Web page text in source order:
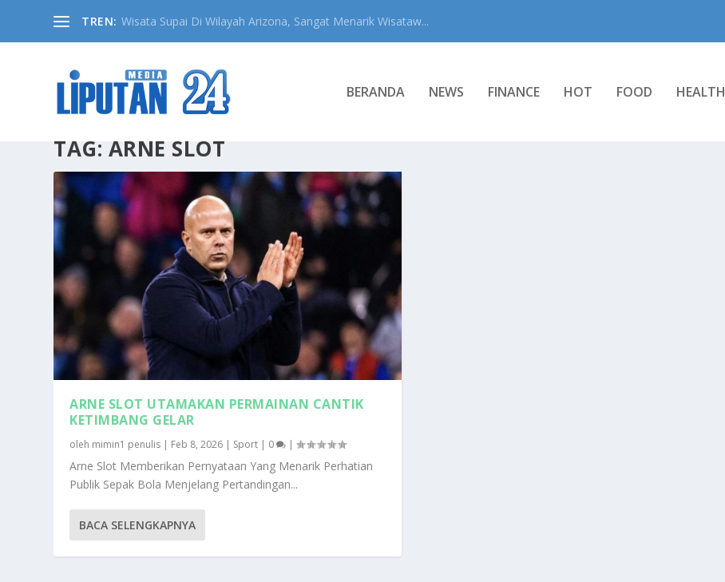
TREN: Wisata Supai Di Wilayah Arizona, Sangat Menarik Wisataw...
BERANDA NEWS FINANCE HOT FOOD HEALTH
TAG: ARNE SLOT
ARNE SLOT UTAMAKAN PERMAINAN CANTIK
KETIMBANG GELAR
oleh mimin1 penulis | Feb 8, 2026 | Sport | 0 |
Arne Slot Memberikan Pernyataan Yang Menarik Perhatian
Publik Sepak Bola Menjelang Pertandingan...
BACA SELENGKAPNYA